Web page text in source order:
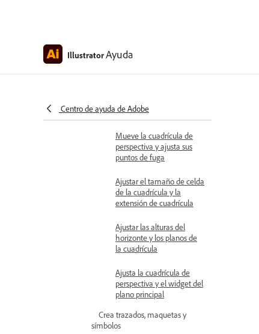
IllustratorAyuda
Centro de ayuda de Adobe
Opciones de cuadrícula de
cuadrícula de perspectiva
Mueve la cuadrícula de
perspectiva y ajusta sus
puntos de fuga
Ajustar el tamaño de celda
de la cuadrícula y la
extensión de cuadrícula
Ajustar las alturas del
horizonte y los planos de
la cuadrícula
Ajusta la cuadrícula de
perspectiva y el widget del
plano principal
Crea trazados, maquetas y
símbolos